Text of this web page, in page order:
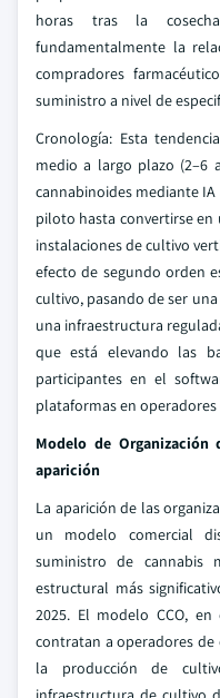
horas tras la
fundamentalmente la
compradores
suministro a nivel de
Cronología: Esta
medio a largo plazo (2–6
cannabinoides mediante
piloto hasta convertirse en
instalaciones de cultivo
efecto de segundo orden
cultivo, pasando de ser
una infraestructura
que está elevando las
participantes en el
plataformas en
Modelo de Organización
aparición
La aparición de las
un modelo comercial
suministro de cannabis
estructural más
2025. El modelo CCO,
contratan a operadores de
la producción de